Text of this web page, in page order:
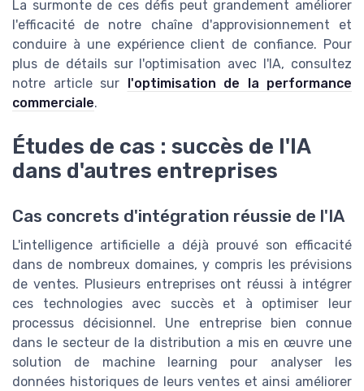
La surmonte de ces défis peut grandement améliorer
l'efficacité de notre chaîne d'approvisionnement et
conduire à une expérience client de confiance. Pour
plus de détails sur l'optimisation avec l'IA, consultez
notre article sur l'optimisation de la performance
commerciale.
Études de cas : succès de l'IA
dans d'autres entreprises
Cas concrets d'intégration réussie de l'IA
L'intelligence artificielle a déjà prouvé son efficacité
dans de nombreux domaines, y compris les prévisions
de ventes. Plusieurs entreprises ont réussi à intégrer
ces technologies avec succès et à optimiser leur
processus décisionnel. Une entreprise bien connue
dans le secteur de la distribution a mis en œuvre une
solution de machine learning pour analyser les
données historiques de leurs ventes et ainsi améliorer